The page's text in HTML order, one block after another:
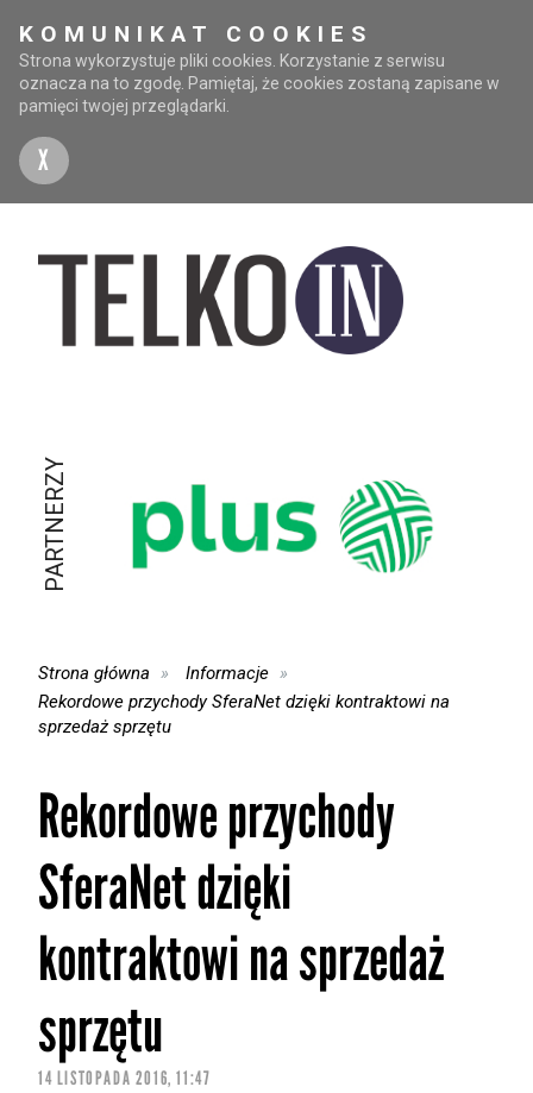
KOMUNIKAT COOKIES
Strona wykorzystuje pliki cookies. Korzystanie z serwisu
oznacza na to zgodę. Pamiętaj, że cookies zostaną zapisane w
pamięci twojej przeglądarki.
X
PARTNERZY
Strona główna
Informacje
Rekordowe przychody SferaNet dzięki kontraktowi na
sprzedaż sprzętu
Rekordowe przychody
SferaNet dzięki
kontraktowi na sprzedaż
sprzętu
14 LISTOPADA 2016, 11:47